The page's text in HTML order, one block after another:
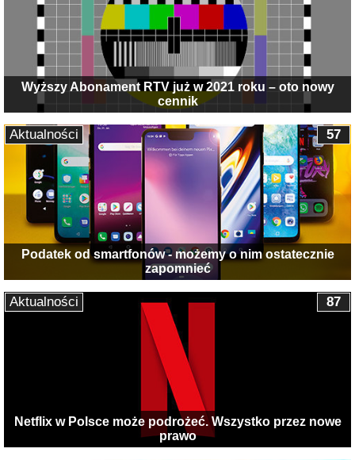
Wyższy Abonament RTV już w 2021 roku – oto nowy
cennik
Podatek od smartfonów - możemy o nim ostatecznie
zapomnieć
57
Aktualności
Netflix w Polsce może podrożeć. Wszystko przez nowe
prawo
87
Aktualności